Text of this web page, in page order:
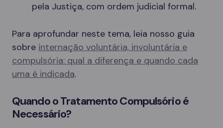
pela Justiça, com ordem judicial formal.
Para aprofundar neste tema, leia nosso guia
sobre internação voluntária, involuntária e
compulsória: qual a diferença e quando cada
uma é indicada.
Quando o Tratamento Compulsório é
Necessário?